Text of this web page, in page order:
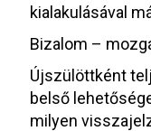
kialakulásával
Bizalom –
Újszülöttként
belső
milyen